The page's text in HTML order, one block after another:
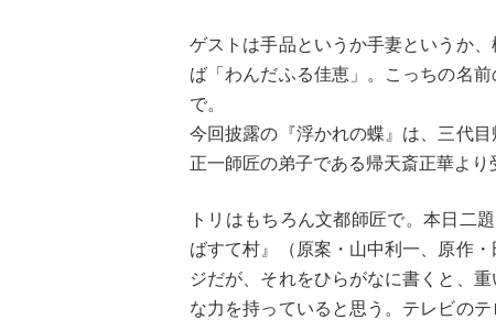
ゲストは手品というか手妻というか
ば「わんだふる佳恵」。こっちの名
で。
今回披露の『浮かれの蝶』は、三代
正一師匠の弟子である帰天斎正華より
トリはもちろん文都師匠で。本日二
ばすて村』（原案・山中利一、原作
ジだが、それをひらがなに書くと、
な力を持っていると思う。テレビの